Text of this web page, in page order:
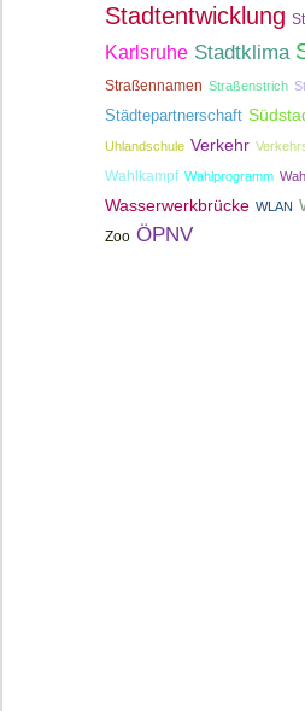
Stadtentwicklung
Karlsruhe Stadtklima
Straßennamen Straßenstrich
Städtepartnerschaft
Uhlandschule Verkehr
Wahlkampf Wahlprogramm
Wasserwerkbrücke WLAN
Zoo ÖPNV